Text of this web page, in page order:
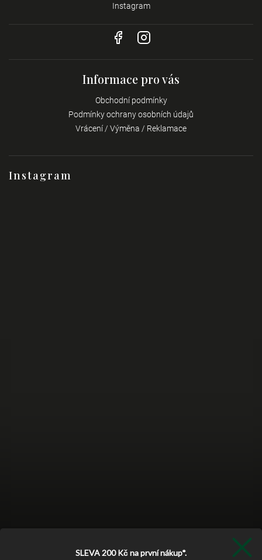
Instagram
Instagram
Informace pro vás
Obchodní podmínky
Podmínky ochrany osobních údajů
Vrácení / Výměna / Reklamace
SLEVA 200 Kčna první nákup*.